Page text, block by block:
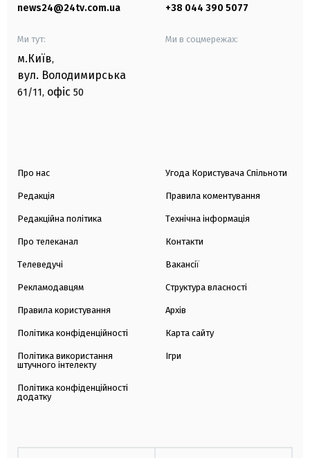
news24@24tv.com.ua +38 044 390 5077
Ми тут:
м.Київ,
вул. Володимирська
61/11, офіс 50
Ми в соцмережах:
Про нас
Редакція
Редакційна політика
Про телеканал
Телеведучі
Рекламодавцям
Правила користування
Політика конфіденційності
Політика використання
штучного інтелекту
Політика конфіденційності
додатку
Угода Користувача Спільноти
Правила коментування
Технічна інформація
Контакти
Вакансії
Структура власності
Архів
Карта сайту
Ігри